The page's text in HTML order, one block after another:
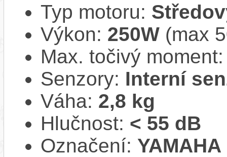
Typ motoru:
Výkon: 250W (max
Max. točivý
Senzory: Interní
Váha: 2,8 kg
Hlučnost: < 55 dB
Označení: YAMAHA